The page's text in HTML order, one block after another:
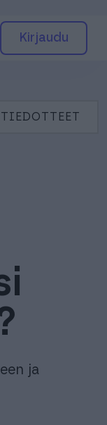
Kirjaudu
TIEDOTTEET
ja